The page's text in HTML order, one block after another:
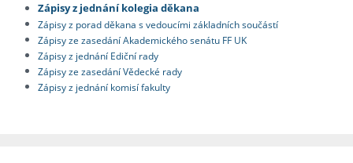
Zápisy z jednání kolegia děkana
Zápisy z porad děkana s vedoucími základních součástí
Zápisy ze zasedání Akademického senátu FF UK
Zápisy z jednání Ediční rady
Zápisy ze zasedání Vědecké rady
Zápisy z jednání komisí fakulty